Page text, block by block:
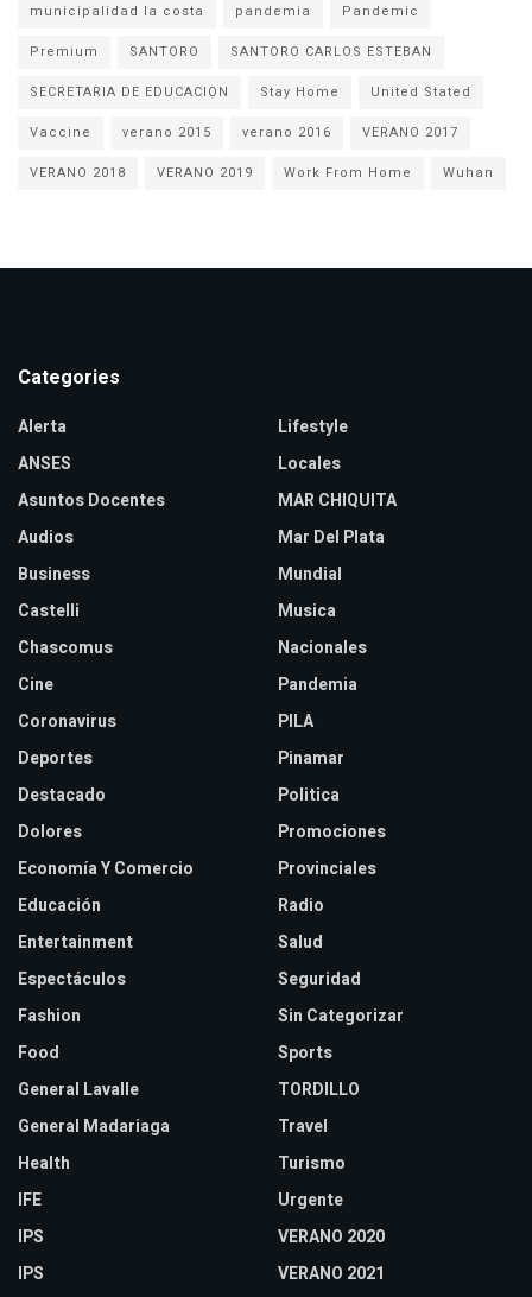
municipalidad la costa
pandemia
Pandemic
Premium
SANTORO
SANTORO CARLOS ESTEBAN
SECRETARIA DE EDUCACION
Stay Home
United Stated
Vaccine
verano 2015 verano 2016
VERANO 2017
VERANO 2018
VERANO 2019 Work From Home Wuhan
Categories
Alerta
ANSES
Asuntos Docentes
Audios
Business
Castelli
Chascomus
Cine
Coronavirus
Deportes
Destacado
Dolores
Economía Y Comercio
Educación
Entertainment
Espectáculos
Fashion
Food
General Lavalle
General Madariaga
Health
IFE
IPS
IPS
Lifestyle
Locales
MAR CHIQUITA
Mar Del Plata
Mundial
Musica
Nacionales
Pandemia
PILA
Pinamar
Politica
Promociones
Provinciales
Radio
Salud
Seguridad
Sin Categorizar
Sports
TORDILLO
Travel
Turismo
Urgente
VERANO 2020
VERANO 2021